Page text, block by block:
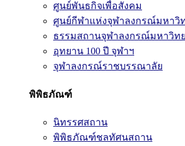
ศูนย์พันธกิจเพื่อสังคม
ศูนย์กีฬาแห่งจุฬาลงกรณ์มหาวิ
ธรรมสถานจุฬาลงกรณ์มหาวิท
อุทยาน 100 ปี จุฬาฯ
จุฬาลงกรณ์ราชบรรณาลัย
พิพิธภัณฑ์
นิทรรศสถาน
พิพิธภัณฑ์ชลทัศนสถาน